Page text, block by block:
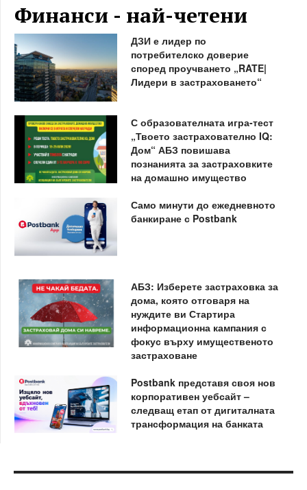
Финанси - най-четени
ДЗИ е лидер по
потребителско доверие
според проучването „RATE|
Лидери в застраховането“
С образователната игра-тест
„Твоето застрахователно IQ:
Дом“ АБЗ повишава
познанията за застраховките
на домашно имущество
Само минути до ежедневното
банкиране с Postbank
АБЗ: Изберете застраховка за
дома, която отговаря на
нуждите ви Стартира
информационна кампания с
фокус върху имущественото
застраховане
Postbank представя своя нов
корпоративен уебсайт –
следващ етап от дигиталната
трансформация на банката